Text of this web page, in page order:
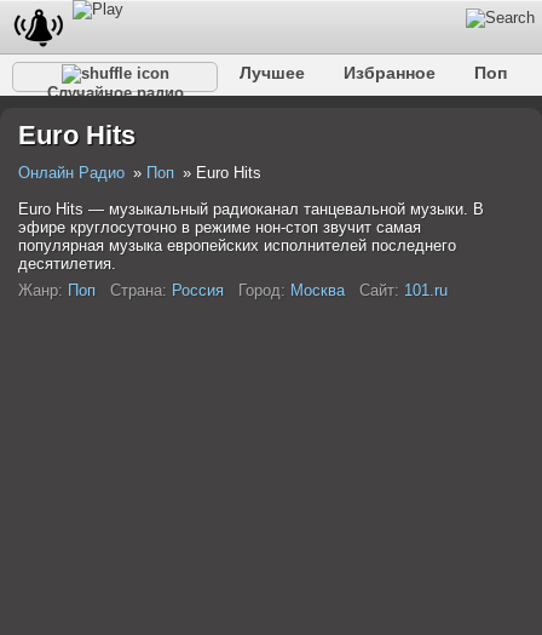
Случайное радио
Лучшее Избранное
Поп
Разговорное
Euro Hits
Онлайн Радио Поп
Euro Hits
Euro Hits — музыкальный радиоканал танцевальной музыки. В
эфире круглосуточно в режиме нон-стоп звучит самая
популярная музыка европейских исполнителей последнего
десятилетия.
Жанр: Поп Страна: Россия Город: Москва Сайт: 101.ru